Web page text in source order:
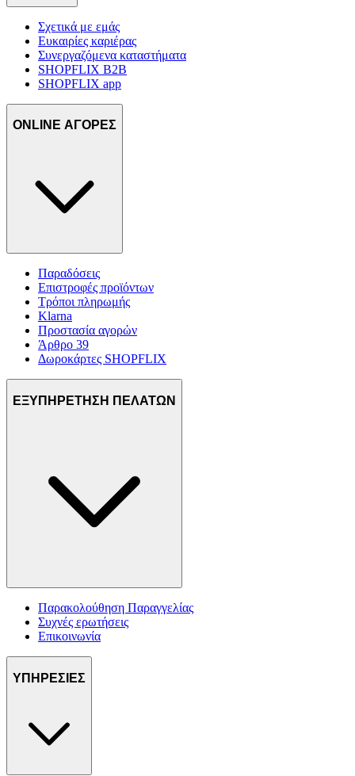
Σχετικά με εμάς
Ευκαιρίες καριέρας
Συνεργαζόμενα καταστήματα
SHOPFLIX B2B
SHOPFLIX app
ONLINE ΑΓΟΡΕΣ
Παραδόσεις
Επιστροφές προϊόντων
Τρόποι πληρωμής
Klarna
Προστασία αγορών
Άρθρο 39
Δωροκάρτες SHOPFLIX
ΕΞΥΠΗΡΕΤΗΣΗ ΠΕΛΑΤΩΝ
Παρακολούθηση Παραγγελίας
Συχνές ερωτήσεις
Επικοινωνία
ΥΠΗΡΕΣΙΕΣ